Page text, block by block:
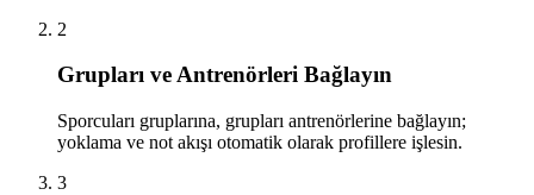
2
Grupları ve Antrenörleri Bağlayın
Sporcuları gruplarına, grupları antrenörlerine bağlayın;
yoklama ve not akışı otomatik olarak profillere işlesin.
3